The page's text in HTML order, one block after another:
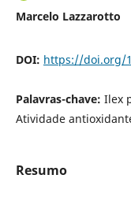
Marcelo Lazzarotto
DOI: https://doi.org/
Palavras-chave: Ilex
Atividade
Resumo